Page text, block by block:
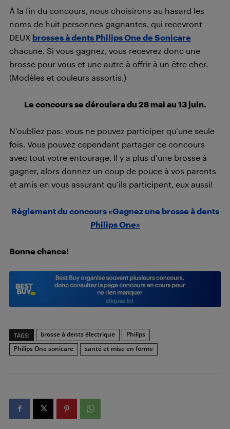
À la fin du concours, nous choisirons au hasard les
noms de huit personnes gagnantes, qui recevront
DEUX brosses à dents Philips One de Sonicare
chacune. Si vous gagnez, vous recevrez donc une
brosse pour vous et une autre à offrir à un être cher.
(Modèles et couleurs assortis.)
Le concours se déroulera du 28 mai au 13 juin.
N’oubliez pas: vous ne pouvez participer qu’une seule
fois. Vous pouvez cependant partager ce concours
avec tout votre entourage. Il y a plus d’une brosse à
gagner, alors donnez un coup de pouce à vos parents
et amis en vous assurant qu’ils participent, eux aussi!
Règlement du concours «Gagnez une brosse à dents
Philips One»
Bonne chance!
TAGS: brosse à dents électrique
Philips
Philips One sonicare
santé et mise en forme